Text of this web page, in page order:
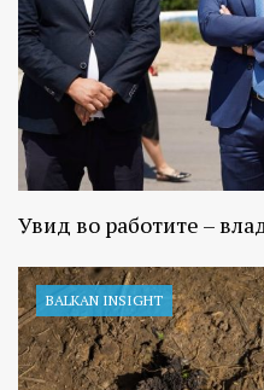
Увид во работите –
BALKAN INSIGHT